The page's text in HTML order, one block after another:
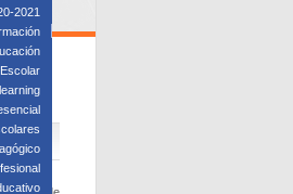
2021